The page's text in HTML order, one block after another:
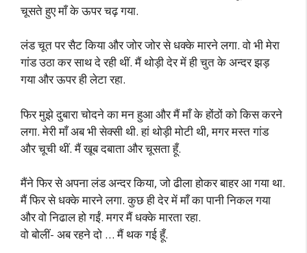
चूसते हुए माँ के ऊपर चढ़ गया.
लंड चूत पर सैट किया और जोर जोर से धक्के मारने लगा. वो भी मेरा
गांड उठा कर साथ दे रही थीं. मैं थोड़ी देर में ही चुत के अन्दर झड़
गया और ऊपर ही लेटा रहा.
फिर मुझे दुबारा चोदने का मन हुआ और मैं माँ के होंठों को किस करने
लगा. मेरी माँ अब भी सेक्सी थी. हां थोड़ी मोटी थी, मगर मस्त गांड
और चूची थीं. मैं खूब दबाता और चूसता हूँ.
मैंने फिर से अपना लंड अन्दर किया, जो ढीला होकर बाहर आ गया था.
मैं फिर से धक्के मारने लगा. कुछ ही देर में माँ का पानी निकल गया
और वो निढाल हो गईं. मगर मैं धक्के मारता रहा.
वो बोलीं- अब रहने दो … मैं थक गई हूँ.